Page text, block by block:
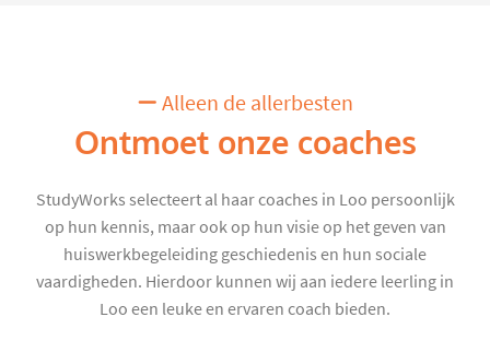
Alleen de allerbesten
Ontmoet onze coaches
StudyWorks selecteert al haar coaches in Loo persoonlijk
op hun kennis, maar ook op hun visie op het geven van
huiswerkbegeleiding geschiedenis en hun sociale
vaardigheden. Hierdoor kunnen wij aan iedere leerling in
Loo een leuke en ervaren coach bieden.